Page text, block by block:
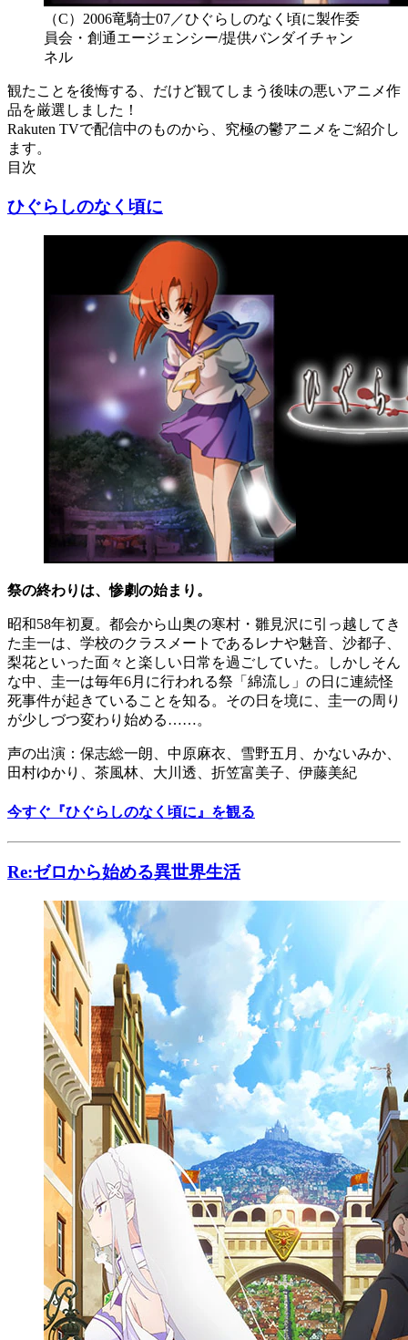
（C）2006竜騎士07／ひぐらしのなく頃に製作委
員会・創通エージェンシー/提供バンダイチャン
ネル
観たことを後悔する、だけど観てしまう後味の悪いアニメ作
品を厳選しました！
Rakuten TVで配信中のものから、究極の鬱アニメをご紹介し
ます。
目次
ひぐらしのなく頃に
祭の終わりは、惨劇の始まり。
昭和58年初夏。都会から山奥の寒村・雛見沢に引っ越してき
た圭一は、学校のクラスメートであるレナや魅音、沙都子、
梨花といった面々と楽しい日常を過ごしていた。しかしそん
な中、圭一は毎年6月に行われる祭「綿流し」の日に連続怪
死事件が起きていることを知る。その日を境に、圭一の周り
が少しづつ変わり始める……。
声の出演：保志総一朗、中原麻衣、雪野五月、かないみか、
田村ゆかり、茶風林、大川透、折笠富美子、伊藤美紀
今すぐ『ひぐらしのなく頃に』を観る
Re:ゼロから始める異世界生活